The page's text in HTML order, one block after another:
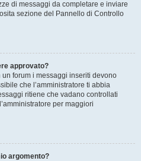
di messaggi da completare e inviare
sezione del Pannello di Controllo
approvato?
un forum i messaggi inseriti devono
che l’amministratore ti abbia
ritiene che vadano controllati
per maggiori
argomento?